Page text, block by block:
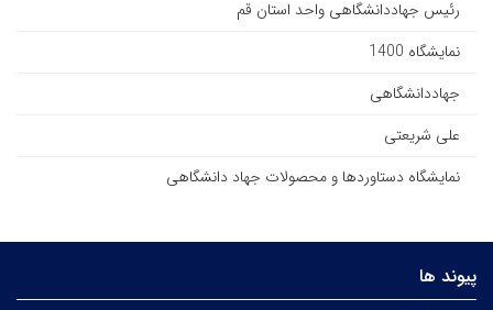
رئیس جهاددانشگاهی واحد استان قم
نمایشگاه 1400
جهاددانشگاهی
علی شریعتی
نمایشگاه دستاوردها و محصولات جهاد دانشگاهی
پیوند ها